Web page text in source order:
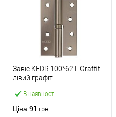
В наявності
Завіс KEDR 100*62 L Graffit
лівий графіт
Ціна 91 грн.